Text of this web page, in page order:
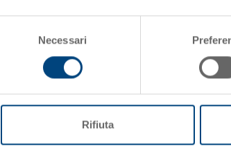
Necessari
Rifiuta